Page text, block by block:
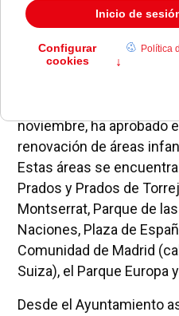
noviembre, ha aprobado
renovación de áreas
Estas áreas se
Prados y Prados de
Montserrat, Parque de
Naciones, Plaza de
Comunidad de Madrid
Suiza), el Parque Europa
Desde el Ayuntamiento